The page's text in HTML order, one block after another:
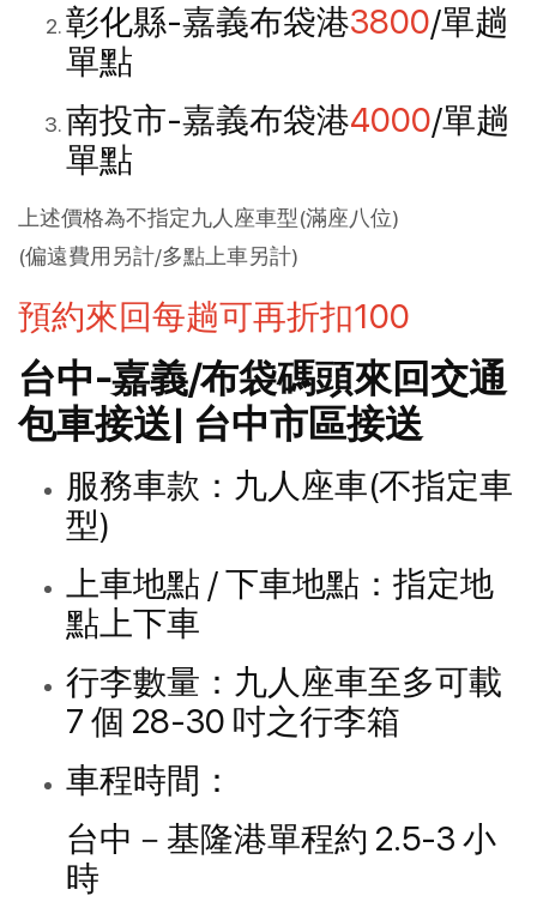
彰化縣-嘉義布袋港3800/單趟
單點
南投市-嘉義布袋港4000/單趟
單點
上述價格為不指定九人座車型(滿座八位)
(偏遠費用另計/多點上車另計)
預約來回每趟可再折扣100
台中-嘉義/布袋碼頭來回交通
包車接送| 台中市區接送
服務車款：九人座車(不指定車
型)
上車地點 / 下車地點：指定地
點上下車
行李數量：九人座車至多可載
7 個 28-30 吋之行李箱
車程時間：
台中－基隆港單程約 2.5-3 小
時